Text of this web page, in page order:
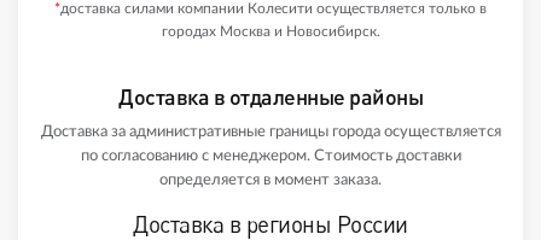
*доставка силами компании Колесити осуществляется только в
городах Москва и Новосибирск.
Доставка в отдаленные районы
Доставка за административные границы города осуществляется
по согласованию с менеджером. Стоимость доставки
определяется в момент заказа.
Доставка в регионы России